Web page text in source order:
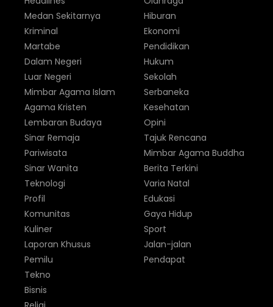
Medan Sekitarnya
Kriminal
Martabe
Dalam Negeri
Luar Negeri
Hiburan
Ekonomi
Pendidikan
Hukum
Sekolah
Mimbar Agama Islam
Agama Kristen
Lembaran Budaya
Sinar Remaja
Pariwisata
Sinar Wanita
Serbaneka
Kesehatan
Opini
Tajuk Rencana
Mimbar Agama Buddha
Berita Terkini
Teknologi
Profil
Komunitas
Kuliner
Laporan Khusus
Pemilu
Varia Natal
Edukasi
Gaya Hidup
Sport
Jalan-jalan
Pendapat
Tekno
Bisnis